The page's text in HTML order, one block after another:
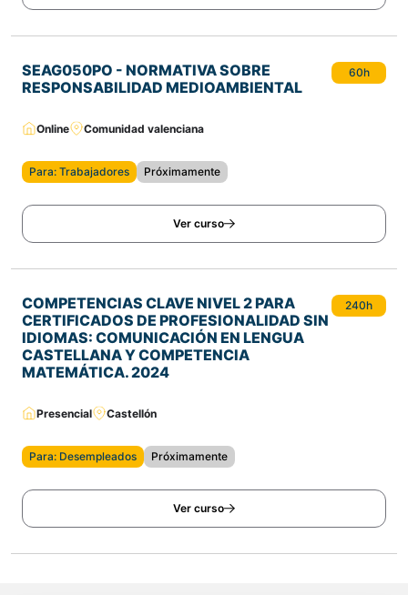
SEAG050PO - NORMATIVA SOBRE
RESPONSABILIDAD MEDIOAMBIENTAL
60h
Online Comunidad valenciana
Para: Trabajadores Próximamente
Ver curso
COMPETENCIAS CLAVE NIVEL 2 PARA
CERTIFICADOS DE PROFESIONALIDAD SIN
IDIOMAS: COMUNICACIÓN EN LENGUA
CASTELLANA Y COMPETENCIA
MATEMÁTICA. 2024
240h
Presencial Castellón
Para: Desempleados Próximamente
Ver curso